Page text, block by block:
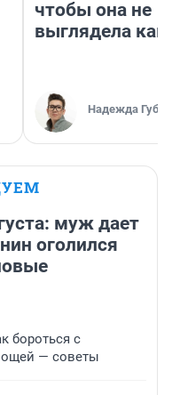
чтобы она не
выглядела как
Надежда
муж дает
оголился
бороться с
— советы